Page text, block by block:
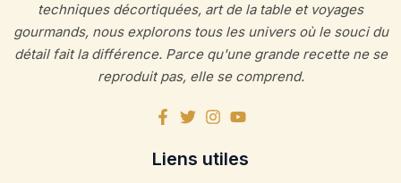
techniques décortiquées, art de la table et voyages
gourmands, nous explorons tous les univers où le souci du
détail fait la différence. Parce qu'une grande recette ne se
reproduit pas, elle se comprend.
Liens utiles